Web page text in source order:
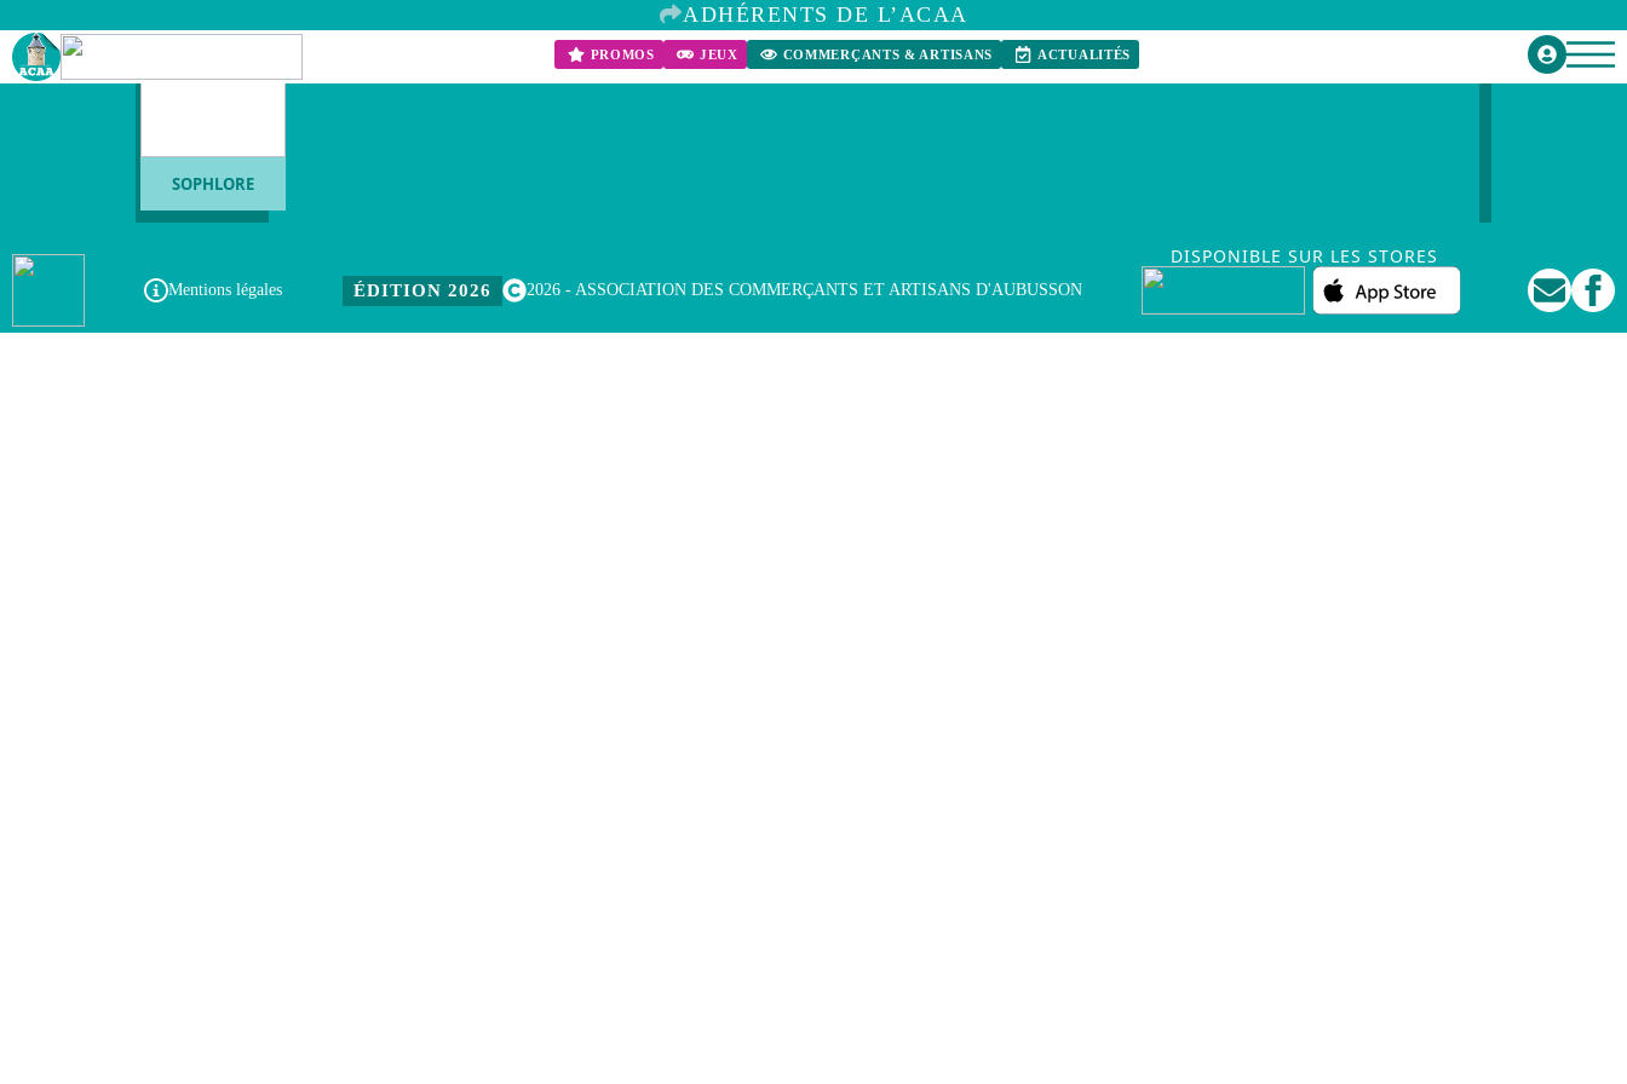
ADHÉRENTS DE L’ACAA
PROMOS JEUX COMMERÇANTS & ARTISANS ACTUALITÉS
SOPHLORE
Mentions légales ÉDITION 2026 2026 - ASSOCIATION DES COMMERÇANTS ET ARTISANS D'AUBUSSON
DISPONIBLE SUR LES STORES